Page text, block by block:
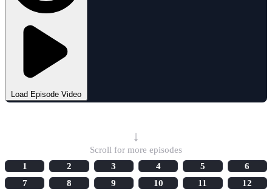
Load Episode Video
↓
Scroll for more episodes
1
2 3 4 5
6
7
8 9 10 11
12